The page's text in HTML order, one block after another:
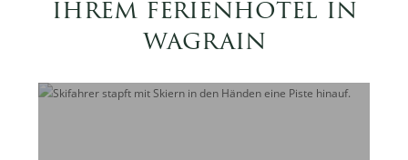
ihrem ferienhotel in
wagrain